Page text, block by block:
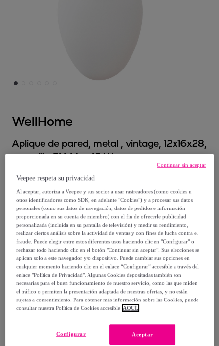
WellHome
Aplique de pared, metal , vintage, 12x16x28,
casquillo E14 Max 15 W
Aplique de pared, metal , vintage,
12x16x28, casquillo E14 Max 15 W
39,90 €
77,99 €
-48%
Posible recogida de tu antiguo producto, ver condiciones
Vendido porDiempi
Veepee respeta su privacidad
Al aceptar, autoriza a Veepee y sus socios a usar rastreadores (como cookies u
otros identificadores como SDK, en adelante "Cookies") y a procesar sus datos
personales (como sus datos de navegación, datos de pedidos e información
proporcionada en su cuenta de miembro) con el fin de ofrecerle publicidad
personalizada (incluida en su pantalla de televisión) y medir su rendimiento,
realizar ciertos análisis sobre la actividad de ventas y con fines de lucha contra el
fraude. Puede elegir entre estos diferentes usos haciendo clic en "Configurar" o
rechazar todo haciendo clic en el botón "Continuar sin aceptar". Sus elecciones se
aplican solo a este navegador y/o dispositivo. Puede cambiar sus opciones en
cualquier momento haciendo clic en el enlace “Configurar” accesible a través del
enlace "Política de Privacidad". Algunas Cookies depositadas también son
necesarias para el buen funcionamiento de nuestro servicio, como las que miden
el tráfico o permiten la presentación adaptada de nuestras ofertas, y no están
sujetas a consentimiento. Para obtener más información sobre las Cookies, puede
consultar nuestra Política de Cookies accesible AQUÍ.
Aceptar
Configurar
Continuar sin aceptar